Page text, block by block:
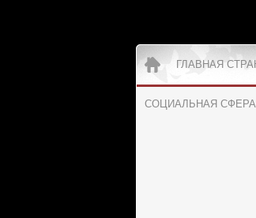
ГЛАВНАЯ
СОЦИАЛЬНАЯ СФЕРА